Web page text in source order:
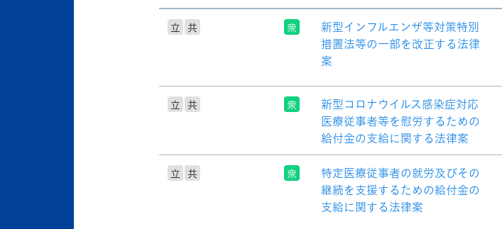
立 共 衆
新型インフルエンザ等対策特別
措置法等の一部を改正する法律
案
立 共 衆
新型コロナウイルス感染症対応
医療従事者等を慰労するための
給付金の支給に関する法律案
立 共 衆
特定医療従事者の就労及びその
継続を支援するための給付金の
支給に関する法律案